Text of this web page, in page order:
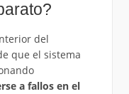
del
que el sistema
a fallos en el